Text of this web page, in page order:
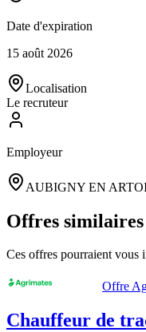
Date d'expiration
15 août 2026
Localisation
Le recruteur
Employeur
AUBIGNY EN
Offres similaires
Ces offres pourraient vous
Offre
Chauffeur de